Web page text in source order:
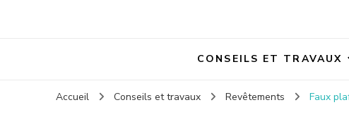
CONSEILS ET TRAVAUX
Accueil Conseils et travaux Revêtements Faux